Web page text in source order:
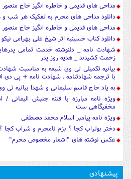
مداحی های قدیمی و خاطره انگیز حاج
دانلود مداحی های محرم به تفکیک هر شب و
مداحی های قدیمی و خاطره انگیز حاج
دانلود کتاب حسینیه اثر شیخ علی بهرامی
شهادت نامه _ دلنوشته خدمت تمامی
زحمت کشیدند _ هدیه روز پدر
بیانیه تکمیلی تی وی شیعه به مناسبت
با ترجمه شهادتنامه . شهادت نامه + پی
به یاد حاج قاسم سلیمانی و شهدا بیانیه تی
ویژه نامه مبارزه با فتنه جنبش الیمانی
مخفیگاهی ست
ویژه نامه پیامبر اسلام محمد مصطفی
دختر بوتراب کجا ؟ بزم نامحرم و شراب
عکس نوشته های "اشعار مخصوص محرم"
پیشنهادی